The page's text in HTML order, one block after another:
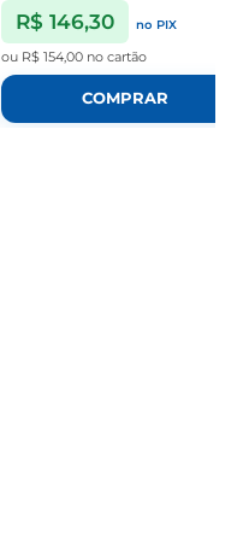
R$ 146,30 no PIX
ou R$ 154,00 no cartão
COMPRAR